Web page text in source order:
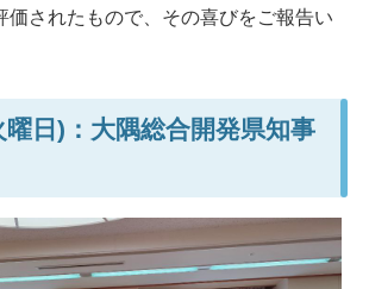
価されたもので、その喜びをご報告い
日)：大隅総合開発県知事